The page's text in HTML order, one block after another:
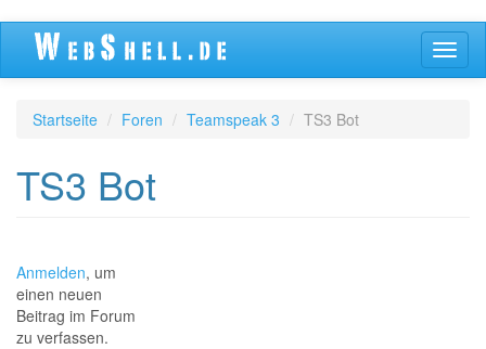
Direkt
Inhalt
Startseite Foren Teamspeak 3 TS3 Bot
TS3 Bot
Anmelden, um
einen neuen
Beitrag im Forum
zu verfassen.